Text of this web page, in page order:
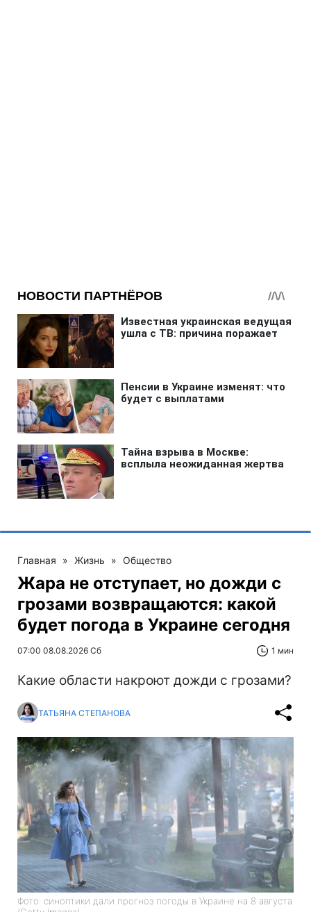
Главная » Жизнь » Общество
Жара не отступает, но дожди с
грозами возвращаются: какой
будет погода в Украине сегодня
07:00 08.08.2026 Сб 1 мин
Какие области накроют дожди с грозами?
ТАТЬЯНА СТЕПАНОВА
Фото: синоптики дали прогноз погоды в Украине на 8 августа